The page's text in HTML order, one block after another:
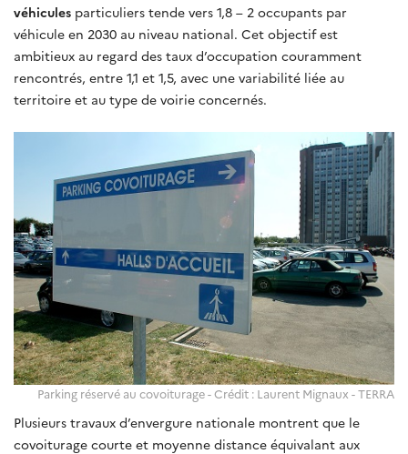
véhicules particuliers tende vers 1,8 – 2 occupants par
véhicule en 2030 au niveau national. Cet objectif est
ambitieux au regard des taux d’occupation couramment
rencontrés, entre 1,1 et 1,5, avec une variabilité liée au
territoire et au type de voirie concernés.
Parking réservé au covoiturage - Crédit : Laurent Mignaux - TERRA
Plusieurs travaux d’envergure nationale montrent que le
covoiturage courte et moyenne distance équivalant aux